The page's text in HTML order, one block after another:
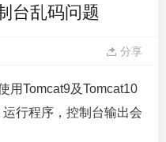
台乱码问题
分享
用Tomcat9及Tomcat10
行程序，控制台输出会